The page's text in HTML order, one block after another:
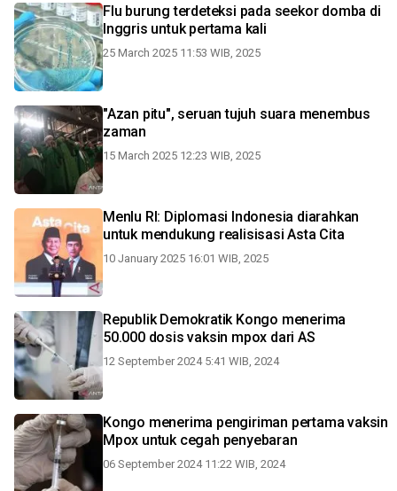
Flu burung terdeteksi pada seekor domba di
Inggris untuk pertama kali
25 March 2025 11:53 WIB, 2025
"Azan pitu", seruan tujuh suara menembus
zaman
15 March 2025 12:23 WIB, 2025
Menlu RI: Diplomasi Indonesia diarahkan
untuk mendukung realisisasi Asta Cita
10 January 2025 16:01 WIB, 2025
Republik Demokratik Kongo menerima
50.000 dosis vaksin mpox dari AS
12 September 2024 5:41 WIB, 2024
Kongo menerima pengiriman pertama vaksin
Mpox untuk cegah penyebaran
06 September 2024 11:22 WIB, 2024